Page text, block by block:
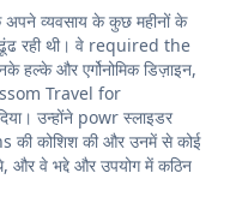
व्यवसाय के कुछ महीनों के
रही थी। वे required the
हल्के और एर्गोनोमिक डिज़ाइन,
Travel for
उन्होंने powr स्लाइडर
कोशिश की और उनमें से कोई
और वे भद्दे और उपयोग में कठिन